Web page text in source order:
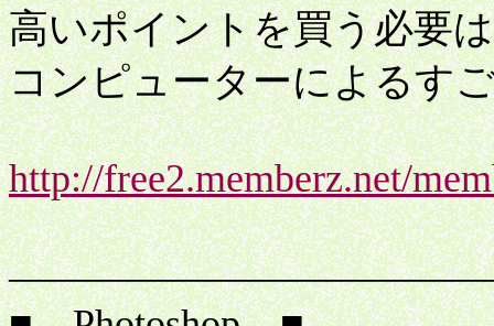
高いポイントを買う必要
コンピューターによるす
http://free2.memberz.net/
ワ